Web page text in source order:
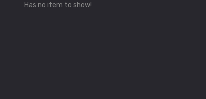
Has no item to show!